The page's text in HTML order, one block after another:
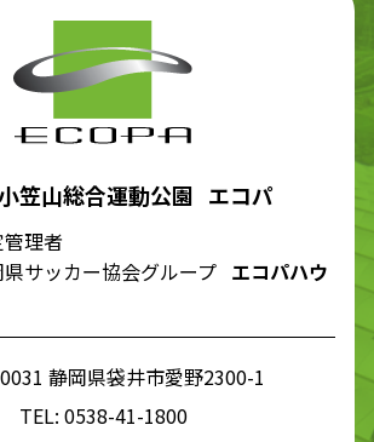
笠山総合運動公園 エコパ
理者
サッカー協会グループ エコパハウ
静岡県袋井市愛野2300-1
TEL: 0538-41-1800